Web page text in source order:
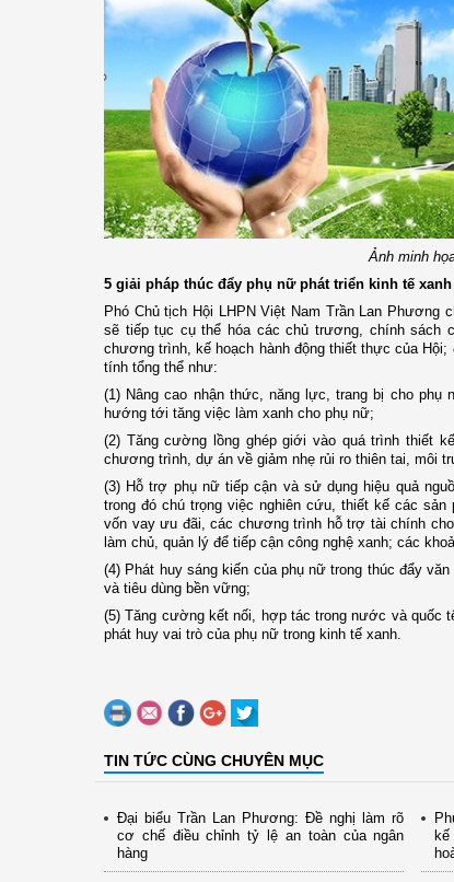
Ảnh minh
5 giải pháp thúc đẩy phụ nữ phát triển kinh tế xanh
Phó Chủ tịch Hội LHPN Việt Nam Trần Lan Phương
sẽ tiếp tục cụ thể hóa các chủ trương, chính sách
chương trình, kế hoạch hành động thiết thực của
tính tổng thể như:
(1) Nâng cao nhận thức, năng lực, trang bị cho phụ
hướng tới tăng việc làm xanh cho phụ nữ;
(2) Tăng cường lồng ghép giới vào quá trình thiết
chương trình, dự án về giảm nhẹ rủi ro thiên tai, môi
(3) Hỗ trợ phụ nữ tiếp cận và sử dụng hiệu quả
trong đó chú trọng việc nghiên cứu, thiết kế các sản
vốn vay ưu đãi, các chương trình hỗ trợ tài chính
làm chủ, quản lý để tiếp cận công nghệ xanh; các
(4) Phát huy sáng kiến của phụ nữ trong thúc đẩy
và tiêu dùng bền vững;
(5) Tăng cường kết nối, hợp tác trong nước và quốc
phát huy vai trò của phụ nữ trong kinh tế xanh.
TIN TỨC CÙNG CHUYÊN MỤC
Đại biểu Trần Lan Phương: Đề nghị làm rõ
cơ chế điều chỉnh tỷ lệ an toàn của ngân
hàng